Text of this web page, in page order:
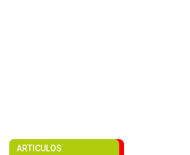
ARTICULOS